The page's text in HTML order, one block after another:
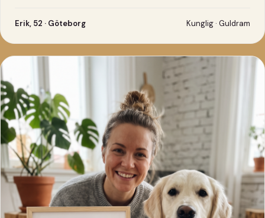
Erik, 52 · Göteborg Kunglig · Guldram